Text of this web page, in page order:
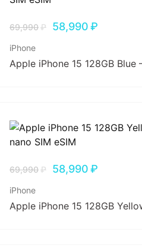
69,990₽ 58,990₽
iPhone
Apple iPhone 15 128GB
69,990₽ 58,990₽
iPhone
Apple iPhone 15 128GB